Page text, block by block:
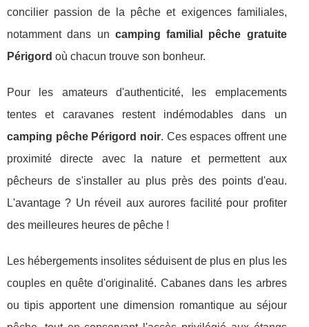
concilier passion de la pêche et exigences familiales,
notamment dans un camping familial pêche gratuite
Périgord où chacun trouve son bonheur.
Pour les amateurs d'authenticité, les emplacements
tentes et caravanes restent indémodables dans un
camping pêche Périgord noir. Ces espaces offrent une
proximité directe avec la nature et permettent aux
pêcheurs de s'installer au plus près des points d'eau.
L'avantage ? Un réveil aux aurores facilité pour profiter
des meilleures heures de pêche !
Les hébergements insolites séduisent de plus en plus les
couples en quête d'originalité. Cabanes dans les arbres
ou tipis apportent une dimension romantique au séjour